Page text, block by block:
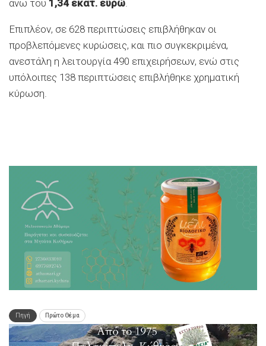
άνω του 1,34 εκατ. ευρώ
Επιπλέον, σε 628 περιπτώσεις επιβλήθηκαν οι
προβλεπόμενες κυρώσεις, και πιο συγκεκριμένα,
ανεστάλη η λειτουργία 490 επιχειρήσεων, ενώ στις
υπόλοιπες 138 περιπτώσεις επιβλήθηκε χρηματική
κύρωση.
Πηγή Πρώτο Θέμα